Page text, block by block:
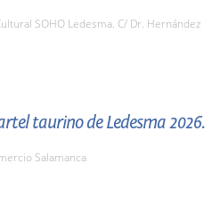
SOHO Ledesma. C/ Dr. Hernández
taurino de Ledesma 2026.
Salamanca